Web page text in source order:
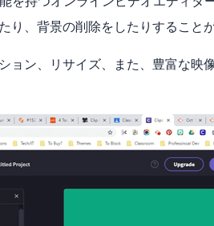
、背景の削除をしたりすることが
ョン、リサイズ、また、豊富な映